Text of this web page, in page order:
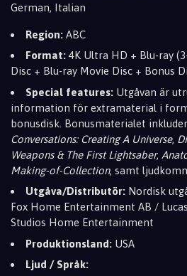
German, Italian
Region: ABC
Format:4K Ultra HD + Blu-ray
Disc + Blu-ray Movie Disc + Bonus
Special features: Utgåvan är
information för extramaterial i
bonusdisk. Bonusmaterialet
Conversations: Creating A Universe,
Weapons & The First Lightsaber,
Making-of-Collection, samt
Utgåva/Distributör: Nordisk
Fox Home Entertainment AB /
Studios Home Entertainment
Produktionsland: USA
Ljud / Språk: